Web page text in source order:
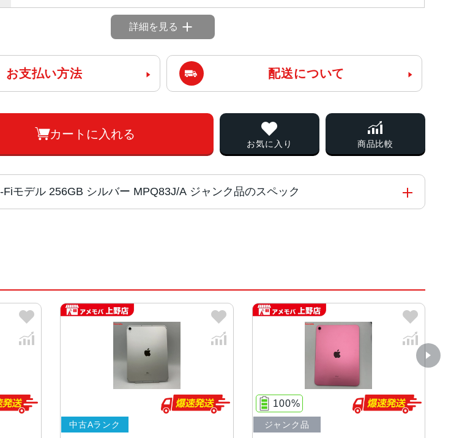
詳細を見る
お支払い方法 配送について
カートに入れる
お気に入り 商品比較
iPad 第10世代 Wi-Fiモデル 256GB シルバー MPQ83J/A ジャンク品のスペック
64GB
256GB
Wi-Fi + Cellularモデル:481g
248.6 mm・179.5 mm・ 7 mm
中古Aランク
100%
ジャンク品